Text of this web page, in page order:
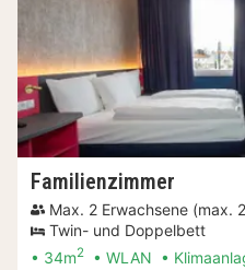
Familienzimmer
Max. 2 Erwachsene (max.
Twin- und Doppelbett
34m2 WLAN